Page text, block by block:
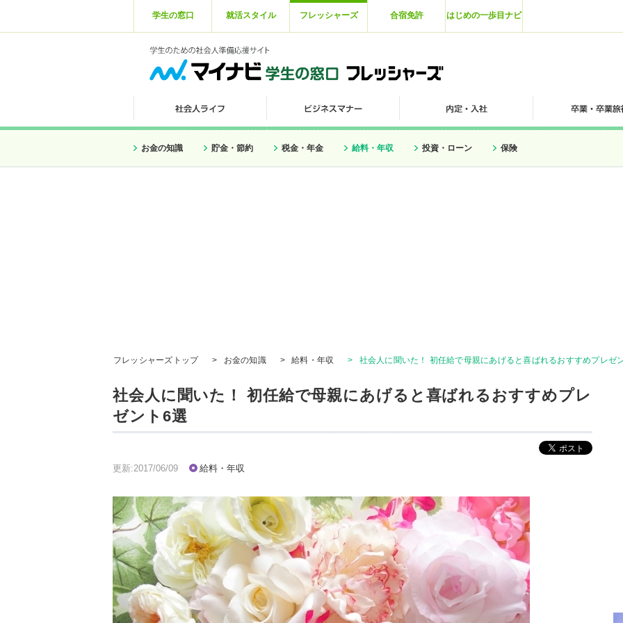
学生の窓口 就活スタイル フレッシャーズ 合宿免許 はじめの一歩目ナビ
お金の知識 貯金・節約 税金・年金 給料・年収 投資・ローン 保険
フレッシャーズトップ > お金の知識 > 給料・年収 > 社会人に聞いた！ 初任給で母親にあげると喜ばれるおすすめプレゼ
社会人に聞いた！ 初任給で母親にあげると喜ばれるおすすめプレ
ゼント6選
更新:2017/06/09 給料・年収